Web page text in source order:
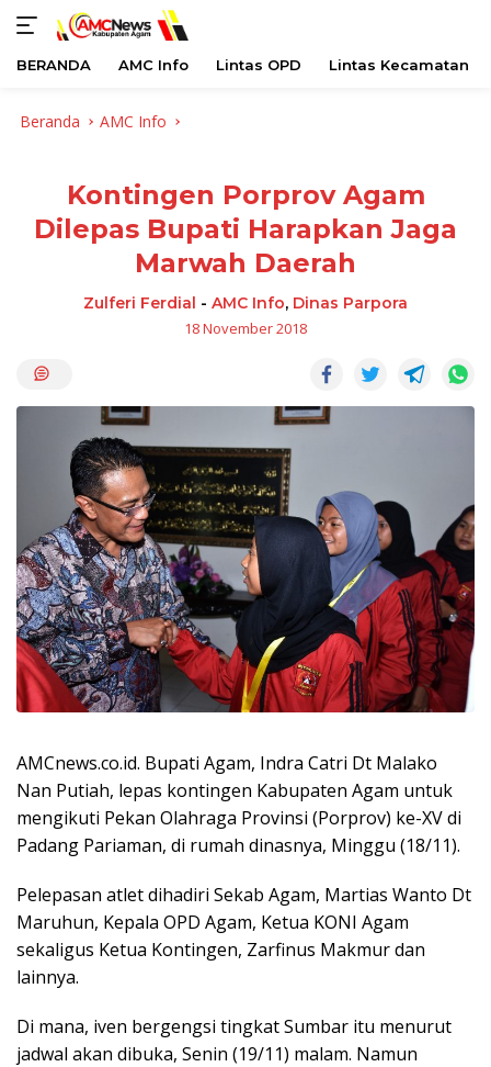
BERANDA AMC Info Lintas OPD Lintas Kecamatan
Beranda AMC Info
Kontingen Porprov Agam
Dilepas Bupati Harapkan Jaga
Marwah Daerah
Zulferi Ferdial - AMC Info, Dinas Parpora
18 November 2018
AMCnews.co.id. Bupati Agam, Indra Catri Dt Malako
Nan Putiah, lepas kontingen Kabupaten Agam untuk
mengikuti Pekan Olahraga Provinsi (Porprov) ke-XV di
Padang Pariaman, di rumah dinasnya, Minggu (18/11).
Pelepasan atlet dihadiri Sekab Agam, Martias Wanto Dt
Maruhun, Kepala OPD Agam, Ketua KONI Agam
sekaligus Ketua Kontingen, Zarfinus Makmur dan
lainnya.
Di mana, iven bergengsi tingkat Sumbar itu menurut
jadwal akan dibuka, Senin (19/11) malam. Namun